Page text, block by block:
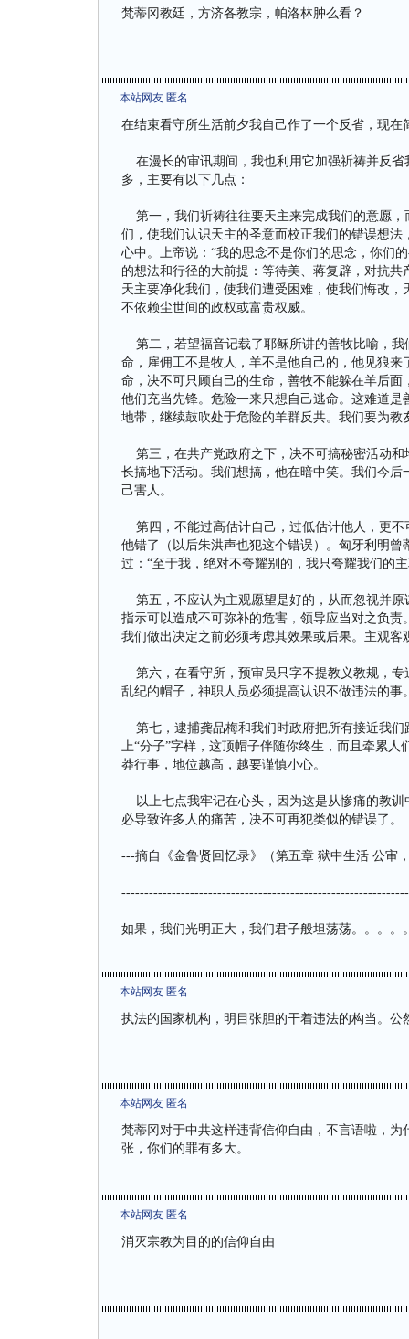
梵蒂冈教廷，方济各教宗，帕洛林肿么看？
本站网友 匿名
在结束看守所生活前夕我自己作了一个反省，现在
在漫长的审讯期间，我也利用它加强祈祷并反省
多，主要有以下几点：
第一，我们祈祷往往要天主来完成我们的意愿，
们，使我们认识天主的圣意而校正我们的错误想
心中。上帝说：“我的思念不是你们的思念，你们
的想法和行径的大前提：等待美、蒋复辟，对抗
天主要净化我们，使我们遭受困难，使我们悔改
不依赖尘世间的政权或富贵权威。
第二，若望福音记载了耶稣所讲的善牧比喻，我
命，雇佣工不是牧人，羊不是他自己的，他见狼
命，决不可只顾自己的生命，善牧不能躲在羊后
他们充当先锋。危险一来只想自己逃命。这难道
地带，继续鼓吹处于危险的羊群反共。我们要为教
第三，在共产党政府之下，决不可搞秘密活动和
长搞地下活动。我们想搞，他在暗中笑。我们今
己害人。
第四，不能过高估计自己，过低估计他人，更不
他错了（以后朱洪声也犯这个错误）。匈牙利明
过：“至于我，绝对不夸耀别的，我只夸耀我们的
第五，不应认为主观愿望是好的，从而忽视并原
指示可以造成不可弥补的危害，领导应当对之负
我们做出决定之前必须考虑其效果或后果。主观客
第六，在看守所，预审员只字不提教义教规，专
乱纪的帽子，神职人员必须提高认识不做违法的事
第七，逮捕龚品梅和我们时政府把所有接近我们
上“分子”字样，这顶帽子伴随你终生，而且牵累
莽行事，地位越高，越要谨慎小心。
以上七点我牢记在心头，因为这是从惨痛的教训
必导致许多人的痛苦，决不可再犯类似的错误了。
---摘自《金鲁贤回忆录》（第五章 狱中生活 公审
如果，我们光明正大，我们君子般坦荡荡。。。。
本站网友 匿名
执法的国家机构，明目张胆的干着违法的构当。
本站网友 匿名
梵蒂冈对于中共这样违背信仰自由，不言语啦，
张，你们的罪有多大。
本站网友 匿名
消灭宗教为目的的信仰自由